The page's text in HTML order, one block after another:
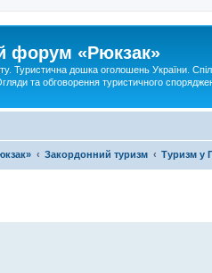
форум «Рюкзак»
Туристична дошка оголошень України.
та обговорення туристичного
Закордонний туризм Туризм у